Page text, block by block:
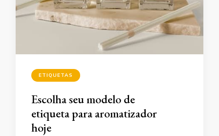
ETIQUETAS
Escolha seu modelo de
etiqueta para aromatizador
hoje